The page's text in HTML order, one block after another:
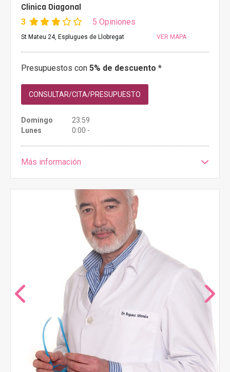
Clinica Diagonal
3 5 Opiniones
St Mateu 24, Esplugues de Llobregat VER MAPA
Presupuestos con 5% de descuento *
CONSULTAR/CITA/PRESUPUESTO
Domingo
23:59
Lunes
0:00 -
Más información